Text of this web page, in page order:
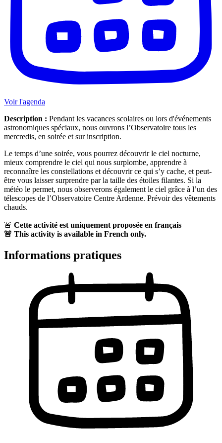
Voir l'agenda
Description : Pendant les vacances scolaires ou lors d'événements
astronomiques spéciaux, nous ouvrons l’Observatoire tous les
mercredis, en soirée et sur inscription.
Le temps d’une soirée, vous pourrez découvrir le ciel nocturne,
mieux comprendre le ciel qui nous surplombe, apprendre à
reconnaître les constellations et découvrir ce qui s’y cache, et peut-
être vous laisser surprendre par la taille des étoiles filantes. Si la
météo le permet, nous observerons également le ciel grâce à l’un des
télescopes de l’Observatoire Centre Ardenne. Prévoir des vêtements
chauds.
🚨 Cette activité est uniquement proposée en français
🚨 This activity is available in French only.
Informations pratiques